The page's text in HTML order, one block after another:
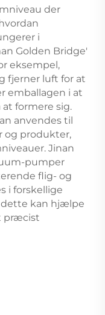
der
i
Golden Bridge'
eksempel,
fjerner luft for at
emballagen i at
formere sig.
anvendes til
og produkter,
Jinan
pumper
flig- og
i forskellige
dette kan hjælpe
præcist